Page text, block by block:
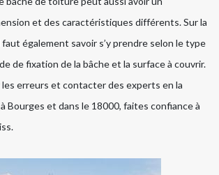
et des caractéristiques différents. Sur la
faut également savoir s’y prendre selon le type
de fixation de la bâche et la surface à couvrir.
erreurs et contacter des experts en la
Bourges et dans le 18000, faites confiance à